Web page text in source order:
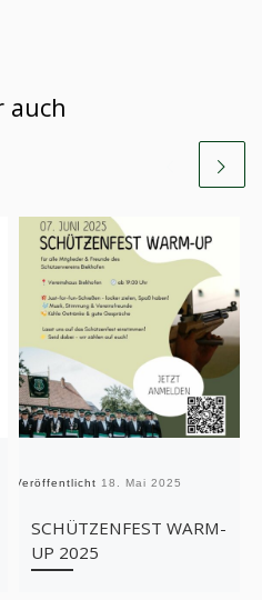
auch
Veröffentlicht 18. Mai 2025
SCHÜTZENFEST WARM-
UP 2025